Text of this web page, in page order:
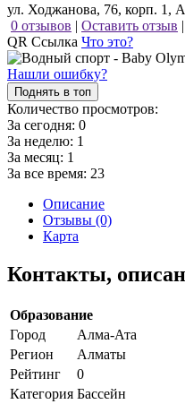
ул. Ходжанова, 76, корп. 1,
0 отзывов | Оставить отзыв |
QR Ссылка Что это?
Нашли ошибку?
Поднять в топ
Количество просмотров:
За сегодня: 0
За неделю: 1
За месяц: 1
За все время: 23
Описание
Отзывы (0)
Карта
Контакты,
Образование
Город
Алма-Ата
Регион
Алматы
Рейтинг
0
Категория Бассейн